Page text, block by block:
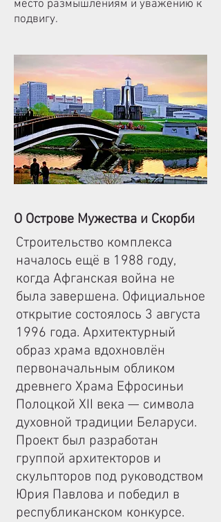
место размышлениям и уважению к
подвигу.
О Острове Мужества и Скорби
Строительство комплекса
началось ещё в 1988 году,
когда Афганская война не
была завершена. Официальное
открытие состоялось 3 августа
1996 года. Архитектурный
образ храма вдохновлён
первоначальным обликом
древнего Храма Ефросиньи
Полоцкой XII века — символа
духовной традиции Беларуси.
Проект был разработан
группой архитекторов и
скульпторов под руководством
Юрия Павлова и победил в
республиканском конкурсе.